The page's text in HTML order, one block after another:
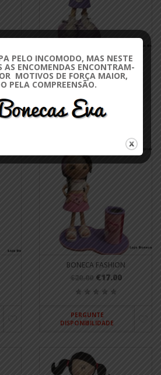
BONECA CANDICE
€20.00 €17.00
PERGUNTE
DISPONIBILIDADE
BONECA FASHION
€20.00 €17.00
PERGUNTE
DISPONIBILIDADE
PELO INCOMODO, MAS NESTE
ENCOMENDAS ENCONTRAM-
MOTIVOS DE FORÇA MAIOR,
PELA COMPREENSÃO.